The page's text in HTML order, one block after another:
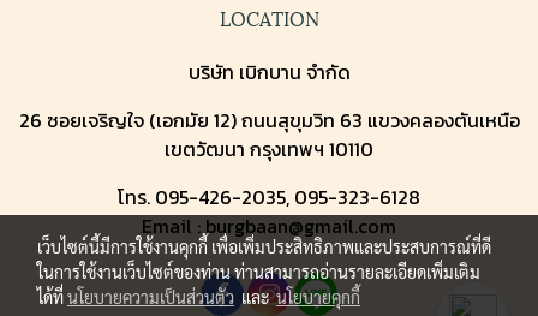
LOCATION
บริษัท เบิกบาน จำกัด
26 ซอยเจริญใจ (เอกมัย 12) ถนนสุขุมวิท 63 แขวงคลองตันเหนือ
เขตวัฒนา กรุงเทพฯ 10110
โทร. 095-426-2035, 095-323-6128
Email : burgbaan@gmail.com
เว็บไซต์นี้มีการใช้งานคุกกี้ เพื่อเพิ่มประสิทธิภาพและประสบการณ์ที่ดี
ในการใช้งานเว็บไซต์ของท่าน ท่านสามารถอ่านรายละเอียดเพิ่มเติม
ได้ที่นโยบายความเป็นส่วนตัว และนโยบายคุกกี้